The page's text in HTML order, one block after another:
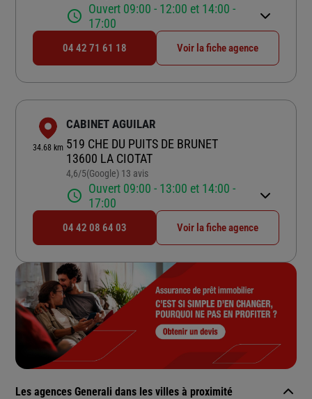
Ouvert 09:00 - 12:00 et 14:00 -
17:00
04 42 71 61 18 Voir la fiche agence
34.68 km
CABINET AGUILAR
519 CHE DU PUITS DE BRUNET
13600 LA CIOTAT
4,6/5Note de 4.6 sur 5
(Google) 13 avis
Ouvert 09:00 - 13:00 et 14:00 -
17:00
04 42 08 64 03 Voir la fiche agence
Les agences Generali dans les villes à proximité